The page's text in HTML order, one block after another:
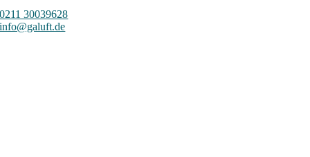
0211 30039628
info@galuft.de